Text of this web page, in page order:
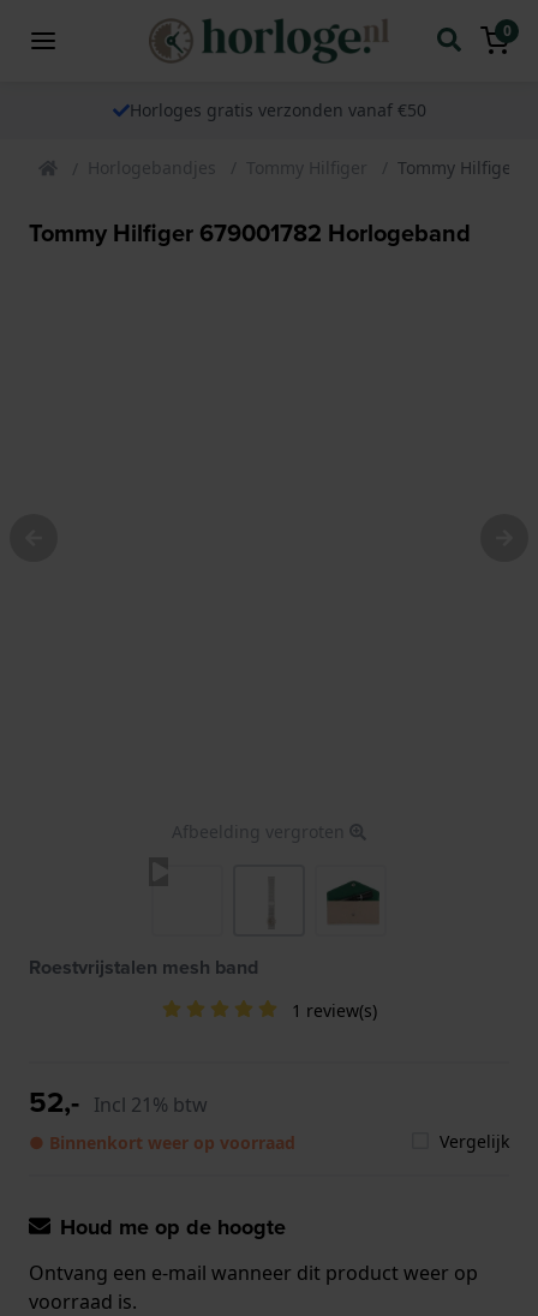
0
Horloges gratis verzonden vanaf €50
Horlogebandjes Tommy Hilfiger Tommy Hilfiger
Tommy Hilfiger 679001782 Horlogeband
Afbeelding vergroten
Roestvrijstalen mesh band
1 review(s)
52,- Incl 21% btw
● Binnenkort weer op voorraad Vergelijk
Houd me op de hoogte
Ontvang een e-mail wanneer dit product weer op
voorraad is.